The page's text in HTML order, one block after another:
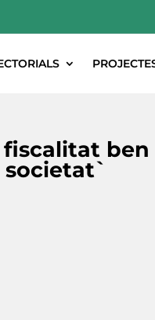
fiscalitat ben
societat`